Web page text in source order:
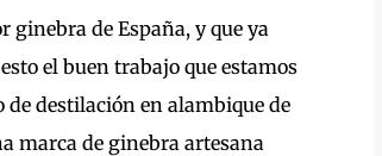
de España, y que ya
el buen trabajo que estamos
de destilación en alambique de
marca de ginebra artesana